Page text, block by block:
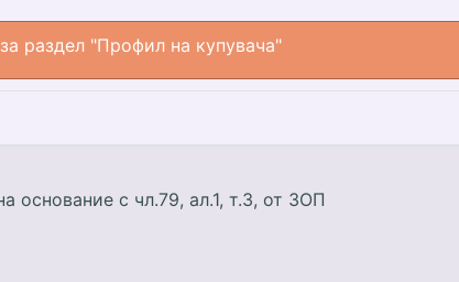
раздел "Профил на купувача"
основание с чл.79, ал.1, т.3, от ЗОП